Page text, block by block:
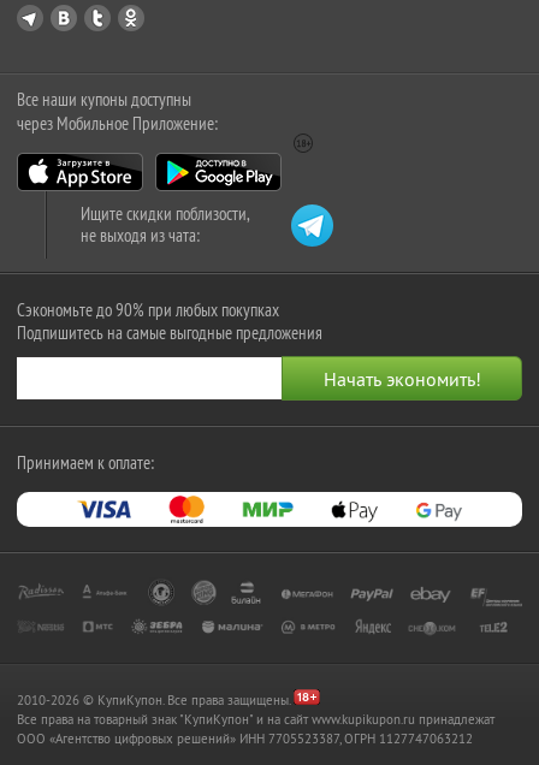
Все наши купоны доступны
через Мобильное Приложение:
Ищите скидки поблизости,
не выходя из чата:
Сэкономьте до 90% при любых покупках
Подпишитесь на самые выгодные предложения
Принимаем к оплате:
2010-2026 © КупиКупон. Все права защищены.
Все права на товарный знак "КупиКупон" и на сайт www.kupikupon.ru принадлежат
OOO «Агентство цифровых решений» ИНН 7705523387, ОГРН 1127747063212